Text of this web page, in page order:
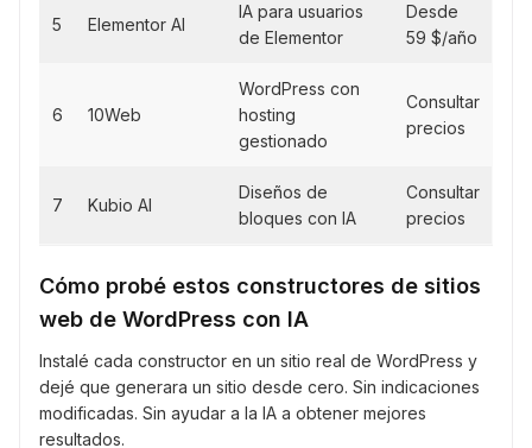
5 Elementor AI
IA para usuarios
de Elementor
Desde
59 $/año
6 10Web
WordPress con
hosting
gestionado
Consultar
precios
7 Kubio AI
Diseños de
bloques con IA
Consultar
precios
Cómo probé estos constructores de sitios
web de WordPress con IA
Instalé cada constructor en un sitio real de WordPress y
dejé que generara un sitio desde cero. Sin indicaciones
modificadas. Sin ayudar a la IA a obtener mejores
resultados.